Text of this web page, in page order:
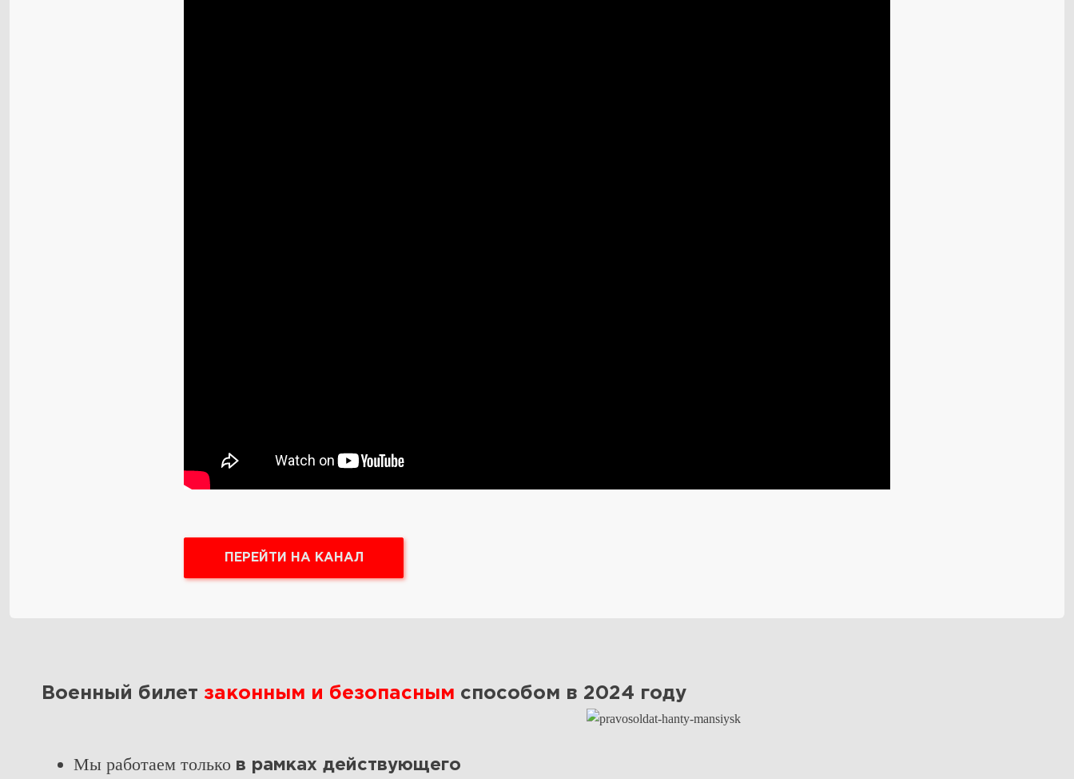
ПЕРЕЙТИ НА КАНАЛ
Военный билет законным и безопасным способом в 2024 году
Мы работаем только в рамках действующего